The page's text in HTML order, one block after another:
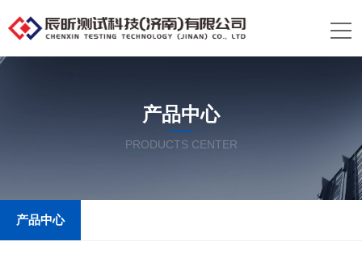
产品中心
PRODUCTS CENTER
产品中心